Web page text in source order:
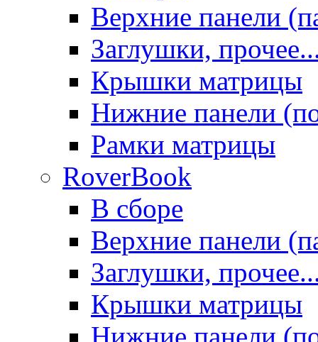
Верхние панели
Заглушки,
Крышки матрицы
Нижние панели
Рамки матрицы
RoverBook
В сборе
Верхние панели
Заглушки,
Крышки матрицы
Нижние панели